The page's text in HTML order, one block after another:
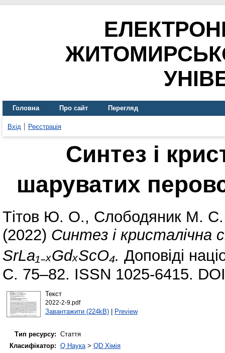
Головна Про сайт Перегляд
Вхід Реєстрація
Синтез і
шаруватих
Тітов Ю. О., Слободяник М. С.
(2022) Синтез і кристалічна
SrLa₁₋ₓGdₓScO₄. Доповіді
С. 75–82. ISSN 1025-6415.
Текст
2022-2-9.pdf
Завантажити (224kB)| Preview
Тип ресурсу: Стаття
Класифікатор: Q Наука> QD Хімія